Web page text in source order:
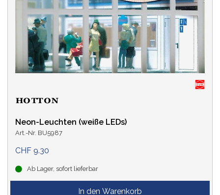
Neon-Leuchten (weiße LEDs)
Art.-Nr. BU5987
CHF 9.30
Ab Lager, sofort lieferbar